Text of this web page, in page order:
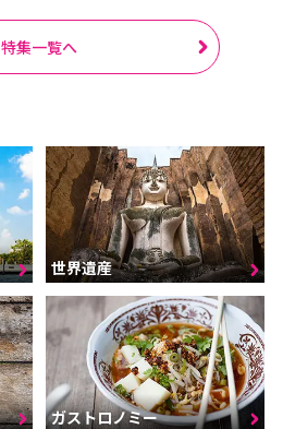
特集一覧へ
世界遺産
ガストロノミー